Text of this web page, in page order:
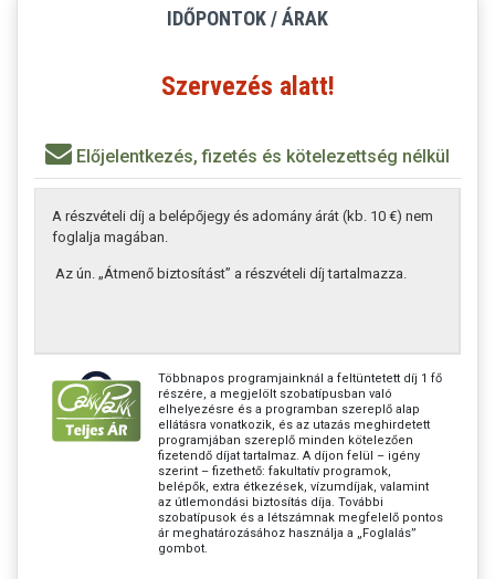
IDŐPONTOK / ÁRAK
Szervezés alatt!
Előjelentkezés, fizetés és kötelezettség nélkül
A részvételi díj a belépőjegy és adomány árát (kb. 10 €) nem
foglalja magában.
Az ún. „Átmenő biztosítást” a részvételi díj tartalmazza.
Többnapos programjainknál a feltüntetett díj 1 fő
részére, a megjelölt szobatípusban való
elhelyezésre és a programban szereplő alap
ellátásra vonatkozik, és az utazás meghirdetett
programjában szereplő minden kötelezően
fizetendő díjat tartalmaz. A díjon felül – igény
szerint – fizethető: fakultatív programok,
belépők, extra étkezések, vízumdíjak, valamint
az útlemondási biztosítás díja. További
szobatípusok és a létszámnak megfelelő pontos
ár meghatározásához használja a „Foglalás”
gombot.